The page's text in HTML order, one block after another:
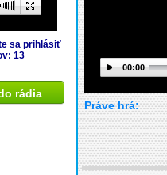
sa prihlásiť
13
rádia
00:00
Práve hrá: